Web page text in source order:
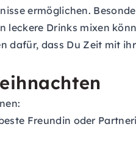
ermöglichen.
leckere Drinks mixen
dafür, dass Du Zeit mit
Freundin oder